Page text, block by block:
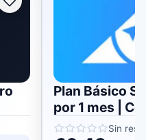
Plan Básico
por 1 mes |
cuenta
Sin